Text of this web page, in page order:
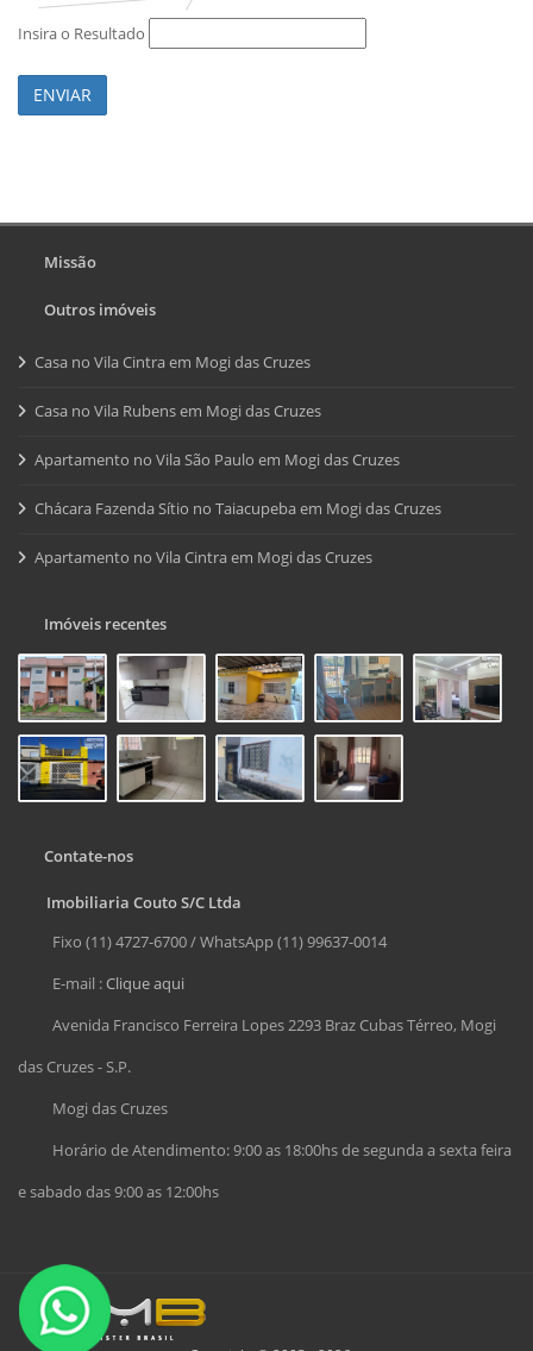
Insira o Resultado
ENVIAR
Missão
Outros imóveis
Casa no Vila Cintra em Mogi das Cruzes
Casa no Vila Rubens em Mogi das Cruzes
Apartamento no Vila São Paulo em Mogi das Cruzes
Chácara Fazenda Sítio no Taiacupeba em Mogi das Cruzes
Apartamento no Vila Cintra em Mogi das Cruzes
Imóveis recentes
Contate-nos
Imobiliaria Couto S/C Ltda
Fixo (11) 4727-6700 / WhatsApp (11) 99637-0014
E-mail :Clique aqui
Avenida Francisco Ferreira Lopes 2293 Braz Cubas Térreo, Mogi
das Cruzes - S.P.
Mogi das Cruzes
Horário de Atendimento: 9:00 as 18:00hs de segunda a sexta feira
e sabado das 9:00 as 12:00hs